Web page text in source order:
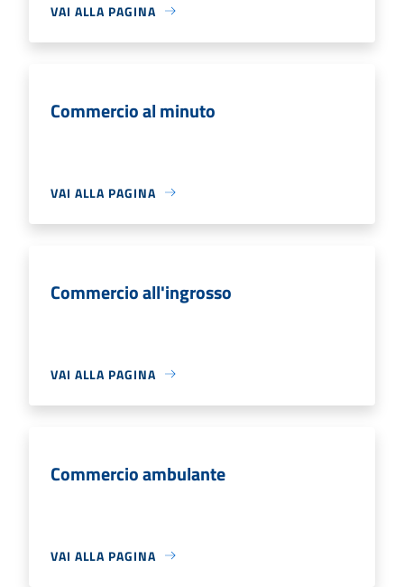
VAI ALLA PAGINA
Commercio al minuto
VAI ALLA PAGINA
Commercio all'ingrosso
VAI ALLA PAGINA
Commercio ambulante
VAI ALLA PAGINA